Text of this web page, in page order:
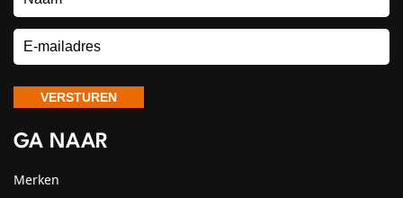
GA NAAR
Merken